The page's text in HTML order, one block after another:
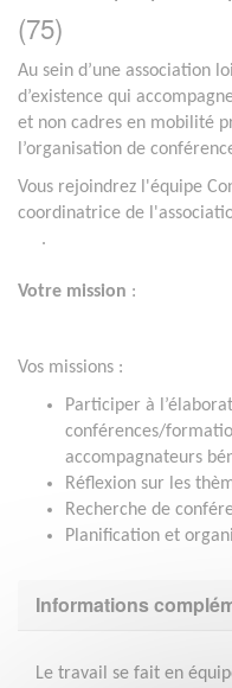
(75)
Au sein d’une association
d’existence qui
et non cadres en mobilité
l’organisation de
Vous rejoindrez l'équipe
.
Votre mission :
Vos missions :
Participer à
conférences/
accompagnateurs
Réflexion sur les
Recherche de
Planification et
Informations
Le travail se fait en